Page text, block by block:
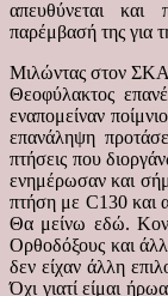
απευθύνεται και
παρέμβασή της για
Μιλώντας στον
Θεοφύλακτος
εναπομείναν
επανάληψη
πτήσεις που
ενημέρωσαν και
πτήση με C130 και
Θα μείνω εδώ.
Ορθοδόξους και
δεν είχαν άλλη
Όχι γιατί είμαι